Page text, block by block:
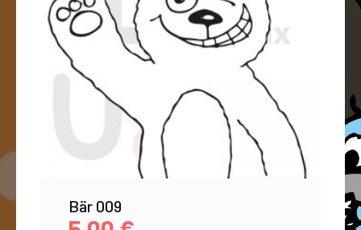
Bär 009